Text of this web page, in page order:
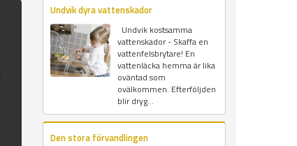
Undvik dyra vattenskador
Undvik kostsamma
vattenskador - Skaffa en
vattenfelsbrytare! En
vattenläcka hemma är lika
oväntad som
ovälkommen. Efterföljden
blir dryg...
Den stora förvandlingen